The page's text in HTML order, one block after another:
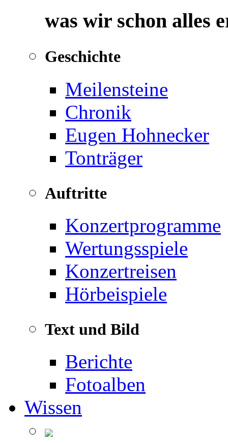
was wir schon alles
Geschichte
Meilensteine
Chronik
Eugen Hohnecker
Tonträger
Auftritte
Konzertprogramme
Wertungsspiele
Konzertreisen
Hörbeispiele
Text und Bild
Berichte
Fotoalben
Wissen